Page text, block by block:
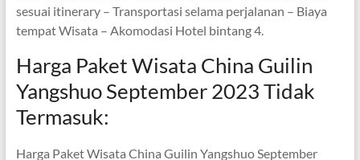
sesuai itinerary – Transportasi selama perjalanan – Biaya
tempat Wisata – Akomodasi Hotel bintang 4.
Harga Paket Wisata China Guilin
Yangshuo September 2023 Tidak
Termasuk:
Harga Paket Wisata China Guilin Yangshuo September